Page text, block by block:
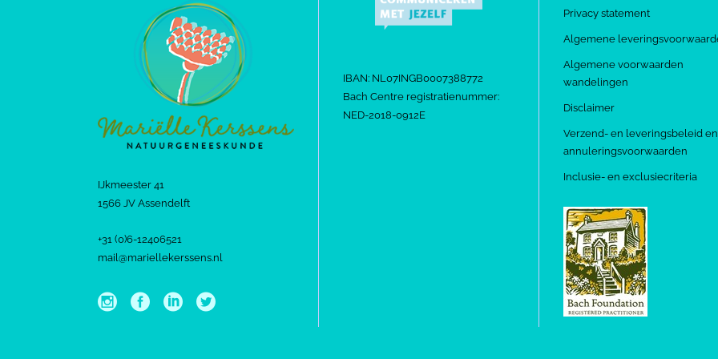
IJkmeester 41
1566 JV Assendelft
+31 (0)6-12406521
mail@mariellekerssens.nl
IBAN: NL07INGB0007388772
Bach Centre registratienummer:
NED-2018-0912E
Privacy statement
Algemene
Algemene voorwaarden
wandelingen
Disclaimer
Verzend- en leveringsbeleid en
annuleringsvoorwaarden
Inclusie- en exclusiecriteria